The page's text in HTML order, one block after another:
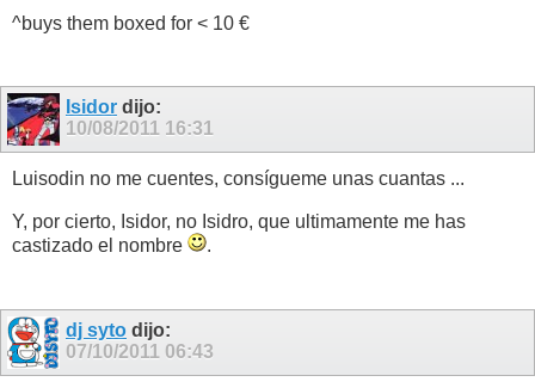
^buys them boxed for < 10 €
Isidor dijo:
10/08/2011 16:31
Luisodin no me cuentes, consígueme unas cuantas ...
Y, por cierto, Isidor, no Isidro, que ultimamente me has
castizado el nombre
.
dj syto dijo:
07/10/2011 06:43